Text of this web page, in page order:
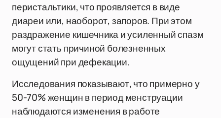
перистальтики, что проявляется в виде
диареи или, наоборот, запоров. При этом
раздражение кишечника и усиленный спазм
могут стать причиной болезненных
ощущений при дефекации.
Исследования показывают, что примерно у
50-70% женщин в период менструации
наблюдаются изменения в работе